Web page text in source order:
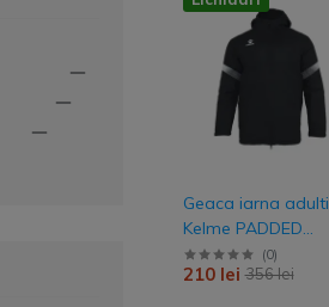
Geaca ploaie
Trening Antrenament
Geaca iarna adulti
Kelme PADDED
WARRIOR media
(0)
356 lei
210 lei